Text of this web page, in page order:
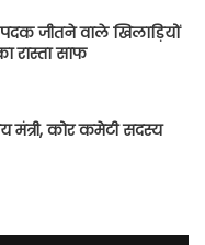
पदक जीतने वाले खिलाड़ियों
रास्ता साफ
मंत्री, कोर कमेटी सदस्य